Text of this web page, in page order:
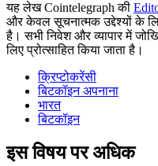
यह लेख Cointelegraph की
और केवल सूचनात्मक उद्देश्यों के
है। सभी निवेश और व्यापार में
लिए प्रोत्साहित किया जाता है।
क्रिप्टोकरेंसी
बिटकॉइन अपनाना
भारत
बिटकॉइन
इस विषय पर अधिक